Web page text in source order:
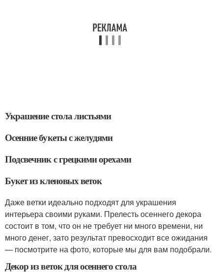
Украшение стола листьями
Осенние букеты с желудями
Подсвечник с грецкими орехами
Букет из кленовых веток
Даже ветки идеально подходят для украшения
интерьера своими руками. Прелесть осеннего декора
состоит в том, что он не требует ни много времени, ни
много денег, зато результат превосходит все ожидания
— посмотрите на фото, которые мы для вам подобрали.
Декор из веток для осеннего стола